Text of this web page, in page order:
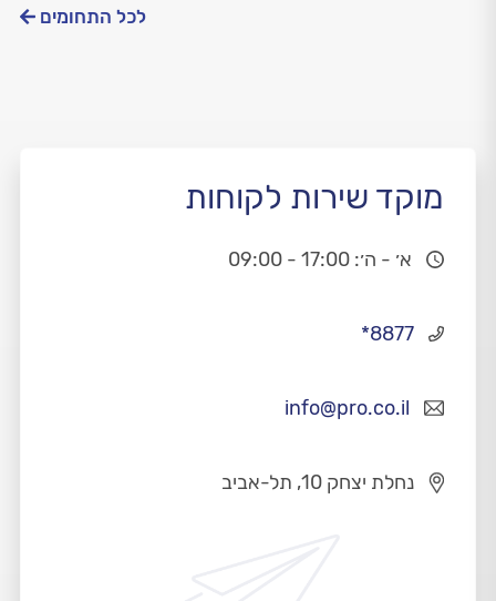
לכל התחומים
מוקד שירות לקוחות
א׳ - ה׳: 17:00 - 09:00
info@pro.co.il
*8877
נחלת יצחק 10, תל-אביב